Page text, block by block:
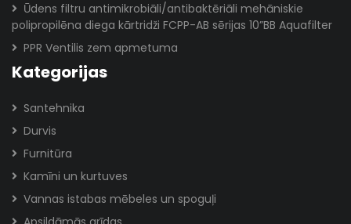
Ūdens filtru antimikrobiāli/antibaktēriāli mehāniskie
polipropilēna diega kārtridži FCPP-AB sērijas 10”BB Aquafilter
PPR Ventilis zem apmetuma
Kategorijas
Santehnika
Durvis
Furnitūra
Kamīni un kurtuves
Vannas istabas mēbeles un spoguļi